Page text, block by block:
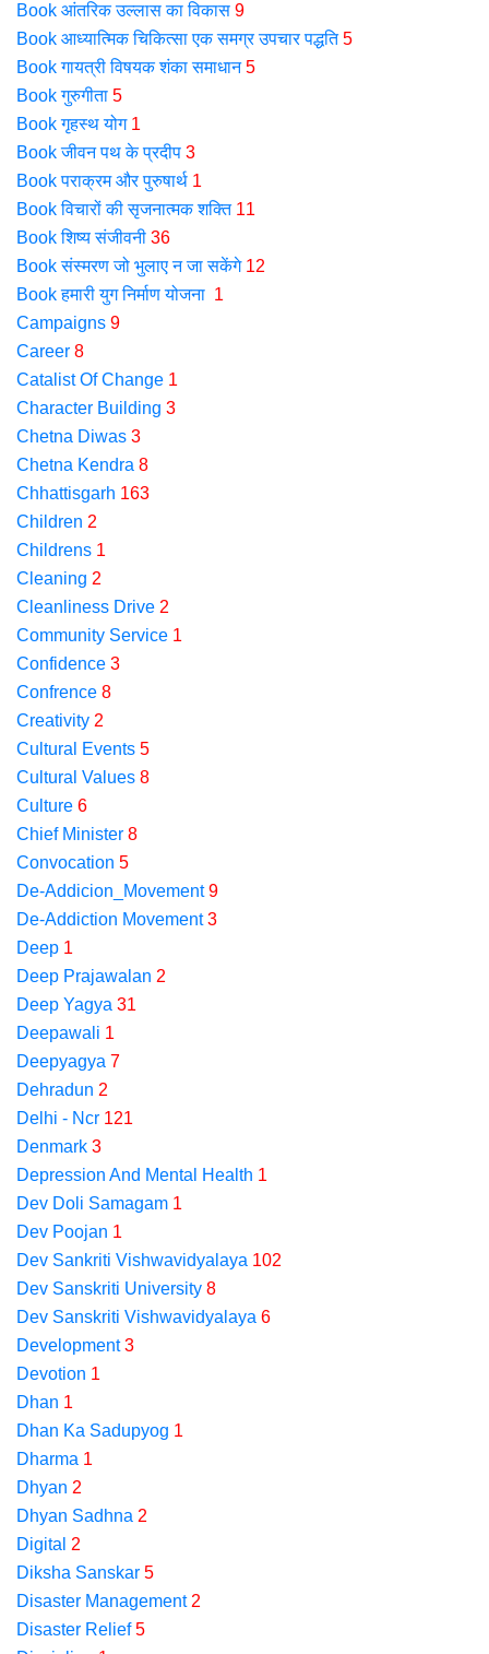
Book आंतरिक उल्लास का विकास 9
Book आध्यात्मिक चिकित्सा एक समग्र उपचार पद्धति 5
Book गायत्री विषयक शंका समाधान 5
Book गुरुगीता 5
Book गृहस्थ योग 1
Book जीवन पथ के प्रदीप 3
Book पराक्रम और पुरुषार्थ 1
Book विचारों की सृजनात्मक शक्ति 11
Book शिष्य संजीवनी 36
Book संस्मरण जो भुलाए न जा सकेंगे 12
Book हमारी युग निर्माण योजना 1
Campaigns 9
Career 8
Catalist Of Change 1
Character Building 3
Chetna Diwas 3
Chetna Kendra 8
Chhattisgarh 163
Children 2
Childrens 1
Cleaning 2
Cleanliness Drive 2
Community Service 1
Confidence 3
Confrence 8
Creativity 2
Cultural Events 5
Cultural Values 8
Culture 6
Chief Minister 8
Convocation 5
De-Addicion_Movement 9
De-Addiction Movement 3
Deep 1
Deep Prajawalan 2
Deep Yagya 31
Deepawali 1
Deepyagya 7
Dehradun 2
Delhi - Ncr 121
Denmark 3
Depression And Mental Health 1
Dev Doli Samagam 1
Dev Poojan 1
Dev Sankriti Vishwavidyalaya 102
Dev Sanskriti University 8
Dev Sanskriti Vishwavidyalaya 6
Development 3
Devotion 1
Dhan 1
Dhan Ka Sadupyog 1
Dharma 1
Dhyan 2
Dhyan Sadhna 2
Digital 2
Diksha Sanskar 5
Disaster Management 2
Disaster Relief 5